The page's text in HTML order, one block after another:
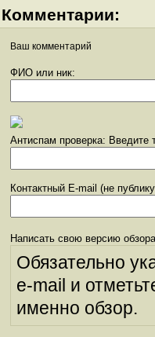
Комментарии:
Ваш комментарий
ФИО или ник:
Антиспам проверка: Введите
Контактный E-mail (не
Написать свою версию
Обязательно
e-mail и
именно обзор.